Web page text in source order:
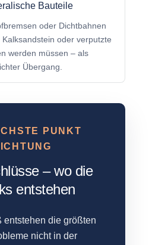
Bauteile
oder Dichtbahnen
oder verputzte
werden müssen – als
Übergang.
PUNKT
– wo die
entstehen
entstehen die größten
nicht in der